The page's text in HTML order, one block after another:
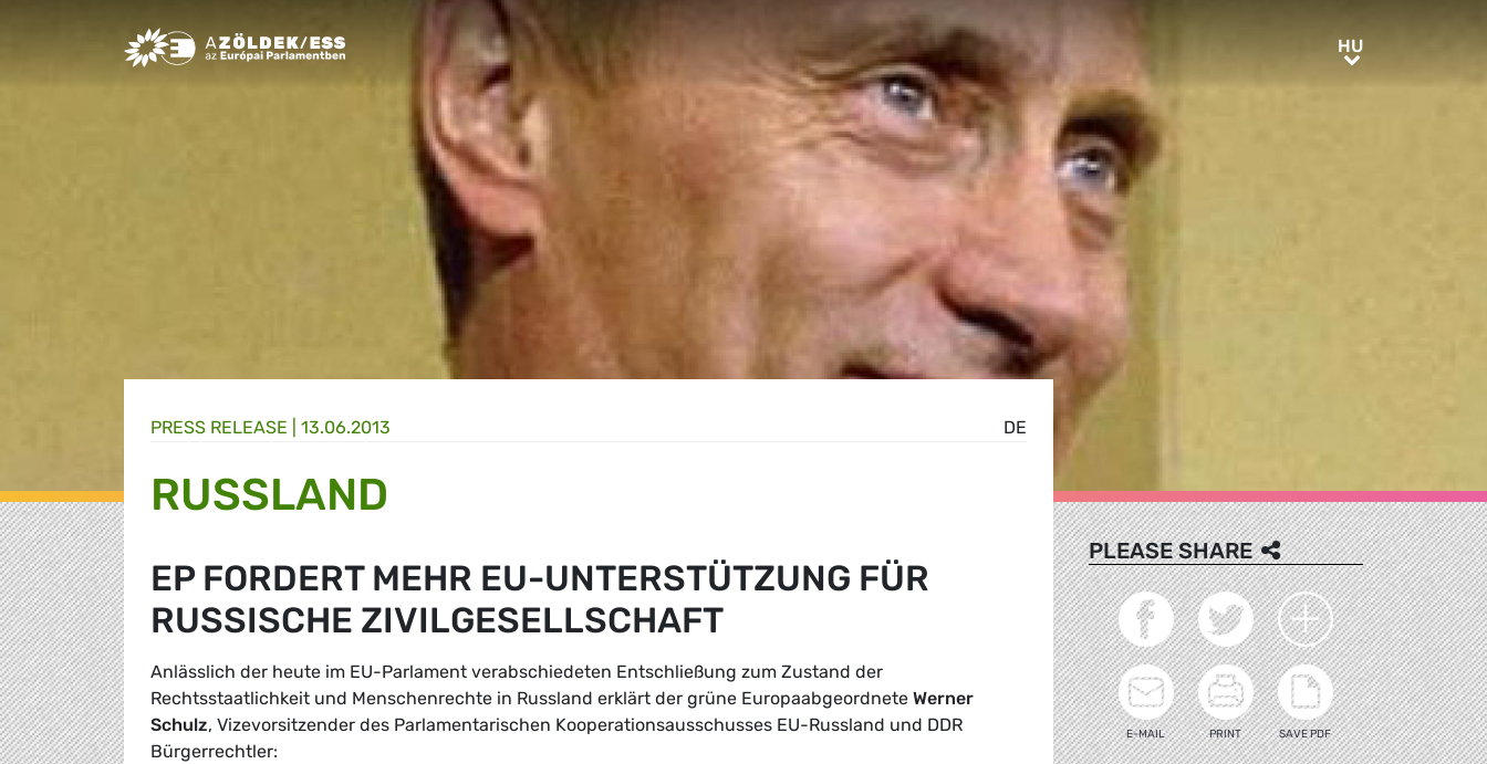
Greens/EFA Home HUHU
DE
PRESS RELEASE | 13.06.2013
RUSSLAND
EP FORDERT MEHR EU-UNTERSTÜTZUNG FÜR
RUSSISCHE ZIVILGESELLSCHAFT
Anlässlich der heute im EU-Parlament verabschiedeten Entschließung zum Zustand der
Rechtsstaatlichkeit und Menschenrechte in Russland erklärt der grüne Europaabgeordnete Werner
Schulz, Vizevorsitzender des Parlamentarischen Kooperationsausschusses EU-Russland und DDR
Bürgerrechtler:
PLEASE SHARE
E-MAIL PRINT SAVE PDF